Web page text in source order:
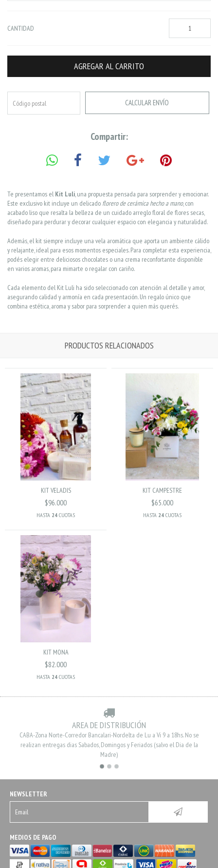
CANTIDAD
CALCULAR ENVÍO
Compartir:
Te presentamos el Kit Luli, una propuesta pensada para sorprender y emocionar.
Este exclusivo kit incluye un delicado florero de cerámica hecho a mano, con
acabado liso que resalta la belleza de un cuidado arreglo floral de flores secas,
diseñado para perdurar y decorar cualquier espacio con elegancia y naturalidad.
Además, el kit siempre incluye una vela aromática que aporta un ambiente cálido
y relajante, ideal para esos momentos especiales. Para completar esta experiencia,
podés elegir entre deliciosos chocolates o una crema reconfortante disponible
en varios aromas, para mimarte o regalar con cariño.
Cada elemento del Kit Luli ha sido seleccionado con atención al detalle y amor,
asegurando calidad y armonía en cada presentación. Un regalo único que
combina estética, aroma y sabor para sorprender a quien más querés.
PRODUCTOS RELACIONADOS
KIT VELADIS
$96.000
HASTA 24 CUOTAS
KIT CAMPESTRE
$65.000
HASTA 24 CUOTAS
KIT MONA
$82.000
HASTA 24 CUOTAS
AREA DE DISTRIBUCIÓN
CABA-Zona Norte-Corredor Bancalari-Nordelta de Lu a Vi 9 a 18hs. No se
realizan entregas dias Sabados, Domingos y Feriados (salvo el Dia de la
Madre)
NEWSLETTER
MEDIOS DE PAGO